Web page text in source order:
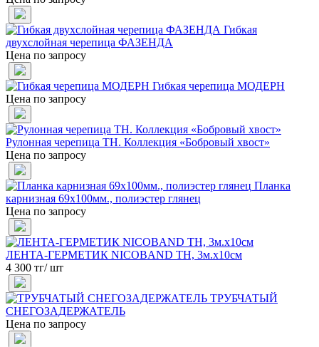
Гибкая
двухслойная черепица ФАЗЕНДА
Цена по запросу
Гибкая черепица МОДЕРН
Цена по запросу
Рулонная черепица ТН. Коллекция «Бобровый хвост»
Цена по запросу
Планка
карнизная 69х100мм., полиэстер глянец
Цена по запросу
ЛЕНТА-ГЕРМЕТИК NICOBAND ТН, 3м.х10см
4 300 тг/ шт
ТРУБЧАТЫЙ
СНЕГОЗАДЕРЖАТЕЛЬ
Цена по запросу